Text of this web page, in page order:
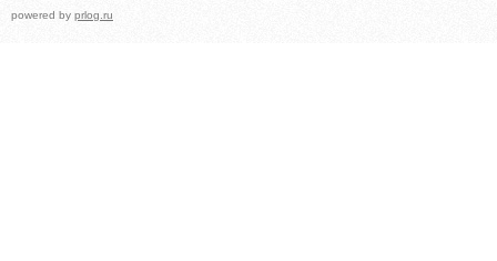
powered by prlog.ru